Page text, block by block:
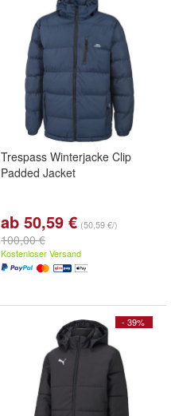
Trespass Winterjacke Clip
Padded Jacket
ab 50,59 € (50,59 €/)
100,00 €
Kostenloser Versand
- 39%